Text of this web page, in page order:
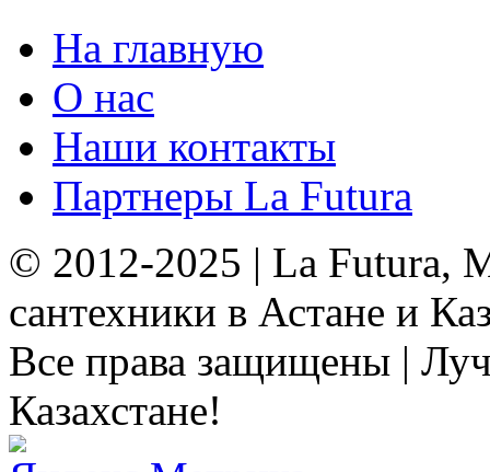
На главную
О нас
Наши контакты
Партнеры La Futura
© 2012-2025 | La Futura,
сантехники в Астане и
Все права защищены |
Казахстане!